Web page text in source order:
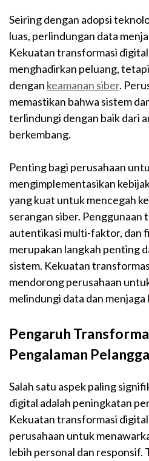
Seiring dengan adopsi
luas, perlindungan data
Kekuatan transformasi
menghadirkan peluang,
dengan keamanan siber.
memastikan bahwa sistem
terlindungi dengan baik dari
berkembang.
Penting bagi perusahaan
mengimplementasikan
yang kuat untuk mencegah
serangan siber. Penggunaan
autentikasi multi-faktor, dan
merupakan langkah penting
sistem. Kekuatan
mendorong perusahaan
melindungi data dan
Pengaruh
Pengalaman
Salah satu aspek paling
digital adalah peningkatan
Kekuatan transformasi
perusahaan untuk
lebih personal dan responsif.